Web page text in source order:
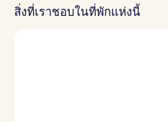
สิ่งที่เราชอบในที่พักแห่งนี้